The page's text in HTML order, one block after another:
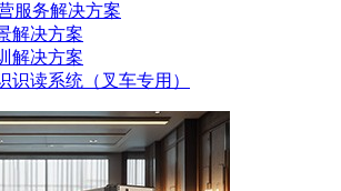
服务解决方案
解决方案
解决方案
识读系统（叉车专用）